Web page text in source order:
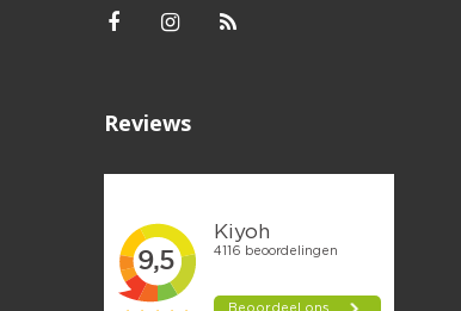
Reviews